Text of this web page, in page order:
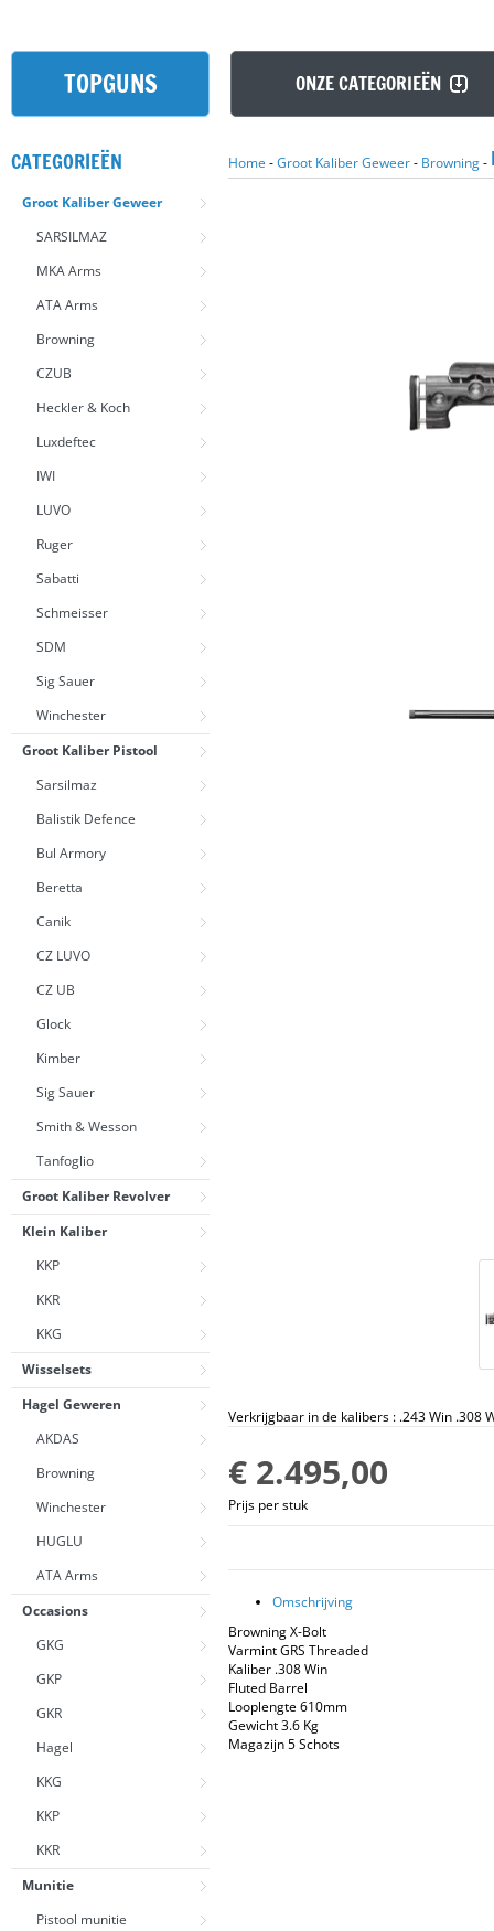
TOPGUNS ONZE CATEGORIEËN
CATEGORIEËN
Groot Kaliber Geweer
SARSILMAZ
MKA Arms
ATA Arms
Browning
CZUB
Heckler & Koch
Luxdeftec
IWI
LUVO
Ruger
Sabatti
Schmeisser
SDM
Sig Sauer
Winchester
Groot Kaliber Pistool
Sarsilmaz
Balistik Defence
Bul Armory
Beretta
Canik
CZ LUVO
CZ UB
Glock
Kimber
Sig Sauer
Smith & Wesson
Tanfoglio
Groot Kaliber Revolver
Klein Kaliber
KKP
KKR
KKG
Wisselsets
Hagel Geweren
AKDAS
Browning
Winchester
HUGLU
ATA Arms
Occasions
GKG
GKP
GKR
Hagel
KKG
KKP
KKR
Munitie
Pistool munitie
Home -Groot Kaliber Geweer- Browning-
Verkrijgbaar in de kalibers : .243 Win .308
€ 2.495,00
Prijs per stuk
Omschrijving
Browning X-Bolt
Varmint GRS Threaded
Kaliber .308 Win
Fluted Barrel
Looplengte 610mm
Gewicht 3.6 Kg
Magazijn 5 Schots